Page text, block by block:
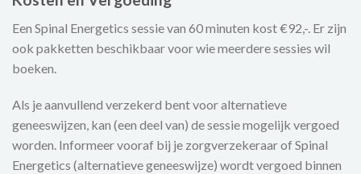
Een Spinal Energetics sessie van 60 minuten kost €92,-. Er zijn
ook pakketten beschikbaar voor wie meerdere sessies wil
boeken.
Als je aanvullend verzekerd bent voor alternatieve
geneeswijzen, kan (een deel van) de sessie mogelijk vergoed
worden. Informeer vooraf bij je zorgverzekeraar of Spinal
Energetics (alternatieve geneeswijze) wordt vergoed binnen